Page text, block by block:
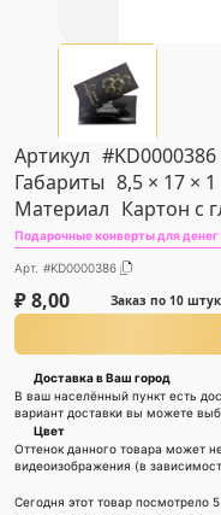
Артикул #KD0000386
Габариты 8,5 × 17 ×
Материал Картон с
Подарочные конверты для
Арт. #KD0000386
₽8,00 Заказ по 10 штук
Доставка в Ваш город
В ваш населённый пункт есть
вариант доставки вы можете
Цвет
Оттенок данного товара может
видеоизображения (в
Сегодня этот товар посмотрело